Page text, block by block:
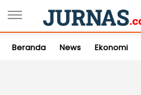
Beranda News Ekonomi